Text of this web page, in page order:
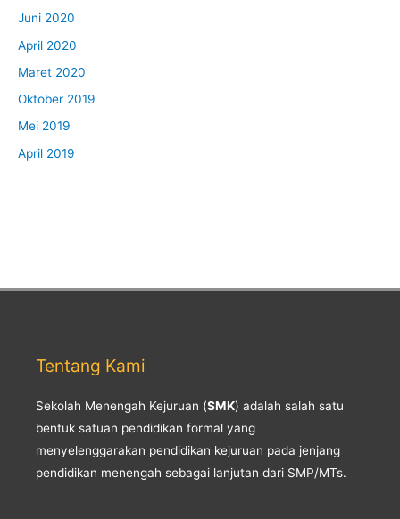
Juni 2020
April 2020
Maret 2020
Oktober 2019
Mei 2019
April 2019
Tentang Kami
Sekolah Menengah Kejuruan (SMK) adalah salah satu
bentuk satuan pendidikan formal yang
menyelenggarakan pendidikan kejuruan pada jenjang
pendidikan menengah sebagai lanjutan dari SMP/MTs.